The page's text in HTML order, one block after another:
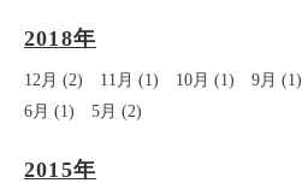
2018年
12月 (2) 11月 (1) 10月 (1) 9月 (1)
6月 (1)
5月 (2)
2015年